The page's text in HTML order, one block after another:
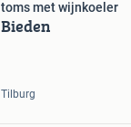
toms met wijnkoeler
Bieden
Tilburg